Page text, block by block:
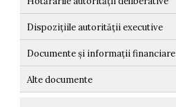
Dispozițiile autorității executive
Documente și informații financiare
Alte documente